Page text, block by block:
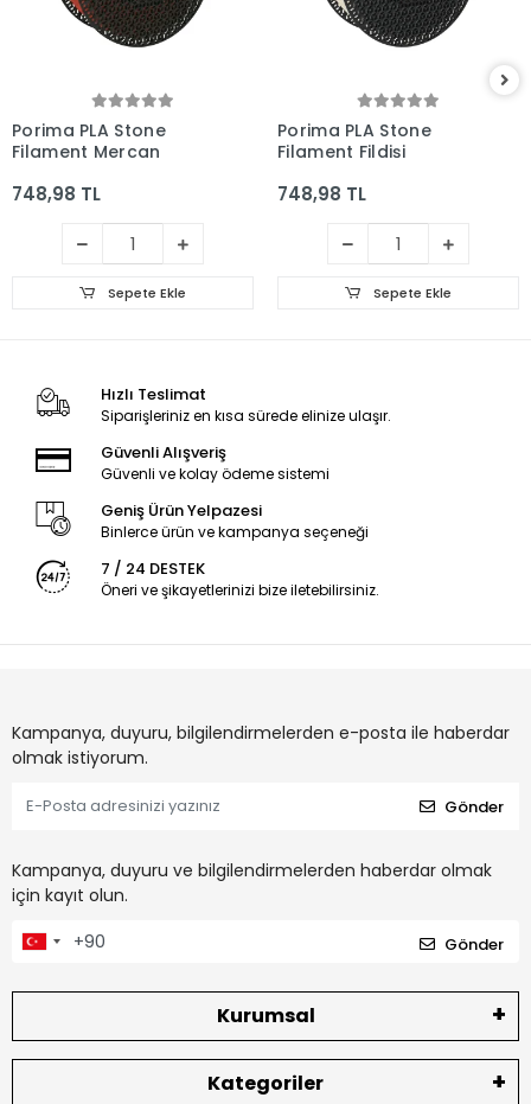
Porima PLA Stone
Filament Mercan
748,98 TL
Sepete Ekle
Porima PLA Stone
Filament Fildişi
748,98 TL
Sepete Ekle
Hızlı Teslimat
Siparişleriniz en kısa sürede elinize ulaşır.
Güvenli Alışveriş
Güvenli ve kolay ödeme sistemi
Geniş Ürün Yelpazesi
Binlerce ürün ve kampanya seçeneği
7 / 24 DESTEK
Öneri ve şikayetlerinizi bize iletebilirsiniz.
Kampanya, duyuru, bilgilendirmelerden e-posta ile haberdar
olmak istiyorum.
Gönder
Kampanya, duyuru ve bilgilendirmelerden haberdar olmak
için kayıt olun.
Gönder
Kurumsal
Kategoriler